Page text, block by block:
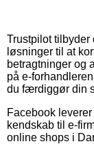
Trustpilot
løsninger til at
betragtninger og
på e-
du færdiggør din
Facebook
kendskab til e-
online shops i